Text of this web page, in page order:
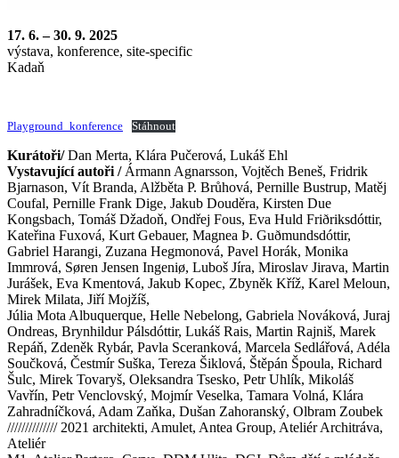
17. 6. – 30. 9. 2025
výstava, konference, site-specific
Kadaň
Playground_konference Stáhnout
Kurátoři/Dan Merta, Klára Pučerová, Lukáš Ehl
Vystavující autoři / Ármann Agnarsson, Vojtěch Beneš, Fridrik
Bjarnason, Vít Branda, Alžběta P. Brůhová, Pernille Bustrup, Matěj
Coufal, Pernille Frank Dige, Jakub Douděra, Kirsten Due
Kongsbach, Tomáš Džadoň, Ondřej Fous, Eva Huld Friðriksdóttir,
Kateřina Fuxová, Kurt Gebauer, Magnea Þ. Guðmundsdóttir,
Gabriel Harangi, Zuzana Hegmonová, Pavel Horák, Monika
Immrová, Søren Jensen Ingeniø, Luboš Jíra, Miroslav Jirava, Martin
Jurášek, Eva Kmentová, Jakub Kopec, Zbyněk Kříž, Karel Meloun,
Mirek Milata, Jiří Mojžíš,
Júlia Mota Albuquerque, Helle Nebelong, Gabriela Nováková, Juraj
Ondreas, Brynhildur Pálsdóttir, Lukáš Rais, Martin Rajniš, Marek
Repáň, Zdeněk Rybár, Pavla Sceranková, Marcela Sedlářová, Adéla
Součková, Čestmír Suška, Tereza Šiklová, Štěpán Špoula, Richard
Šulc, Mirek Tovaryš, Oleksandra Tsesko, Petr Uhlík, Mikoláš
Vavřín, Petr Venclovský, Mojmír Veselka, Tamara Volná, Klára
Zahradníčková, Adam Zaňka, Dušan Zahoranský, Olbram Zoubek
////////////// 2021 architekti, Amulet, Antea Group, Ateliér Architráva,
Ateliér